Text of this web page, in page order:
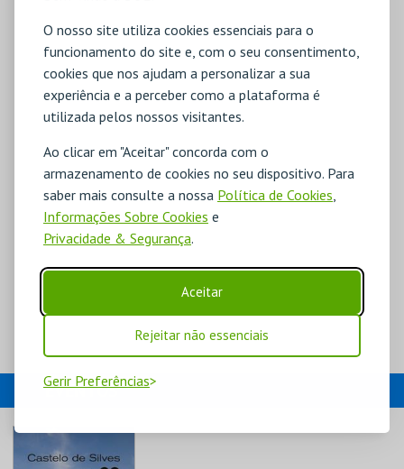
O nosso site utiliza cookies essenciais para o
funcionamento do site e, com o seu consentimento,
cookies que nos ajudam a personalizar a sua
experiência e a perceber como a plataforma é
utilizada pelos nossos visitantes.
Ao clicar em "Aceitar" concorda com o
armazenamento de cookies no seu dispositivo. Para
saber mais consulte a nossa Política de Cookies
Informações Sobre Cookies e
Privacidade & Segurança.
Aceitar
Rejeitar não essenciais
Gerir Preferências
EVENTOS